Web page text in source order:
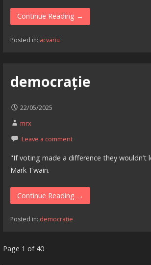
Continue Reading →
Posted in: acvariu
democrație
22/05/2025
mrx
Leave a comment
"If voting made a difference they wouldn’t
Mark Twain.
Continue Reading →
Posted in: democrație
Articol
Page 1 of 40